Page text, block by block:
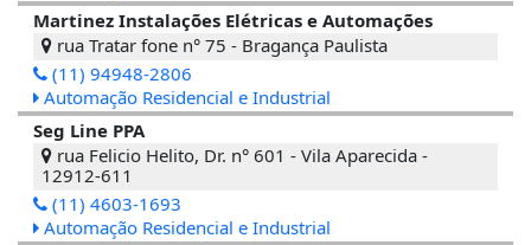
Martinez Instalações Elétricas e Automações
rua Tratar fone n° 75 - Bragança Paulista
(11) 94948-2806
Automação Residencial e Industrial
Seg Line PPA
rua Felicio Helito, Dr. n° 601 - Vila Aparecida -
12912-611
(11) 4603-1693
Automação Residencial e Industrial